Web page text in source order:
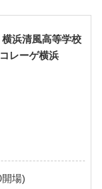
浜清風高等学校
レーゲ横浜
開場)